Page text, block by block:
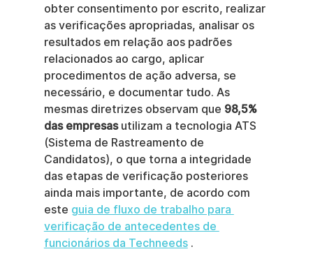
obter consentimento por escrito, realizar
as verificações apropriadas, analisar os
resultados em relação aos padrões
relacionados ao cargo, aplicar
procedimentos de ação adversa, se
necessário, e documentar tudo. As
mesmas diretrizes observam que 98,5%
das empresas utilizam a tecnologia ATS
(Sistema de Rastreamento de
Candidatos), o que torna a integridade
das etapas de verificação posteriores
ainda mais importante, de acordo com
este guia de fluxo de trabalho para
verificação de antecedentes de
funcionários da Techneeds .